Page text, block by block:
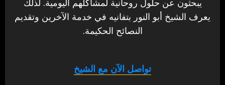
يبحثون عن حلول روحانية لمشاكلهم اليومية. لذلك
يعرف الشيخ أبو النور بتفانيه في خدمة الآخرين وتقديم
النصائح الحكيمة.
تواصل الآن مع الشيخ